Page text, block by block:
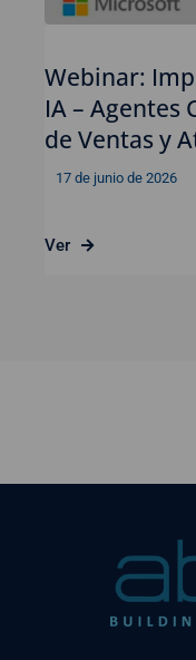
Webinar:
IA – Agentes
de Ventas y
17 de junio de 2026
Ver